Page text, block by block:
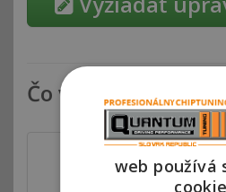
Čo všetko zahŕňa
web používá
cookie